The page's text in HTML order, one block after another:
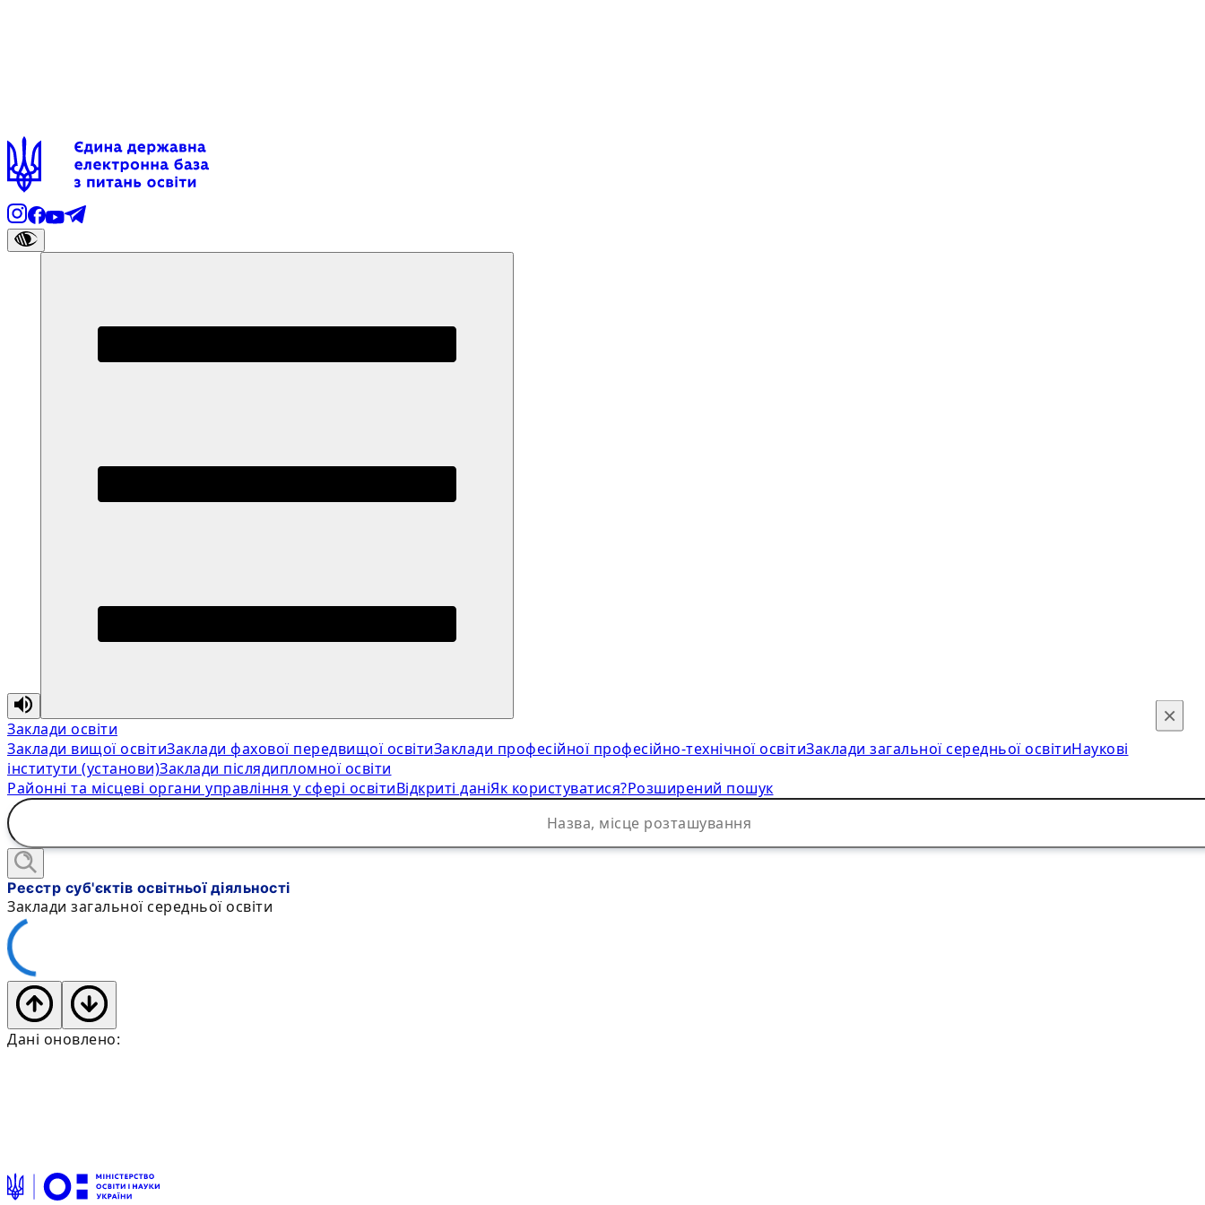
Заклади освіти
Заклади вищої освітиЗаклади фахової передвищої освітиЗаклади професійної професійно-технічної освітиЗаклади загальної середньої освітиНаукові
інститути (установи)Заклади післядипломної освіти
Районні та місцеві органи управління у сфері освітиВідкриті даніЯк користуватися?Розширений пошук
×
Реєстр суб'єктів освітньої діяльності
Заклади загальної середньої освіти
Дані оновлено: